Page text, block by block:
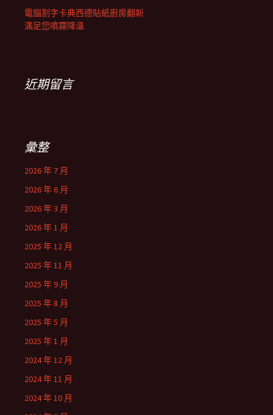
電腦割字卡典西德貼紙廚房翻新
滿足您噴霧降溫
近期留言
彙整
2026 年 7 月
2026 年 6 月
2026 年 3 月
2026 年 1 月
2025 年 12 月
2025 年 11 月
2025 年 9 月
2025 年 8 月
2025 年 5 月
2025 年 1 月
2024 年 12 月
2024 年 11 月
2024 年 10 月